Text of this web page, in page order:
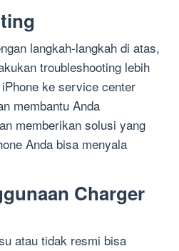
langkah-langkah di atas,
troubleshooting lebih
ke service center
membantu Anda
memberikan solusi yang
Anda bisa menyala
Charger
atau tidak resmi bisa